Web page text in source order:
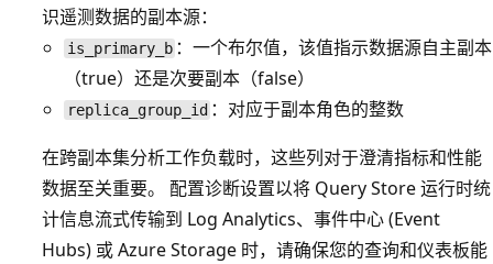
识遥测数据的副本源：
is_primary_b ：一个布尔值，该值指示数据源自主副本
（true）还是次要副本（false）
replica_group_id ：对应于副本角色的整数
在跨副本集分析工作负载时，这些列对于澄清指标和性能
数据至关重要。 配置诊断设置以将 Query Store 运行时统
计信息流式传输到 Log Analytics、事件中心 (Event
Hubs) 或 Azure Storage 时，请确保您的查询和仪表板能